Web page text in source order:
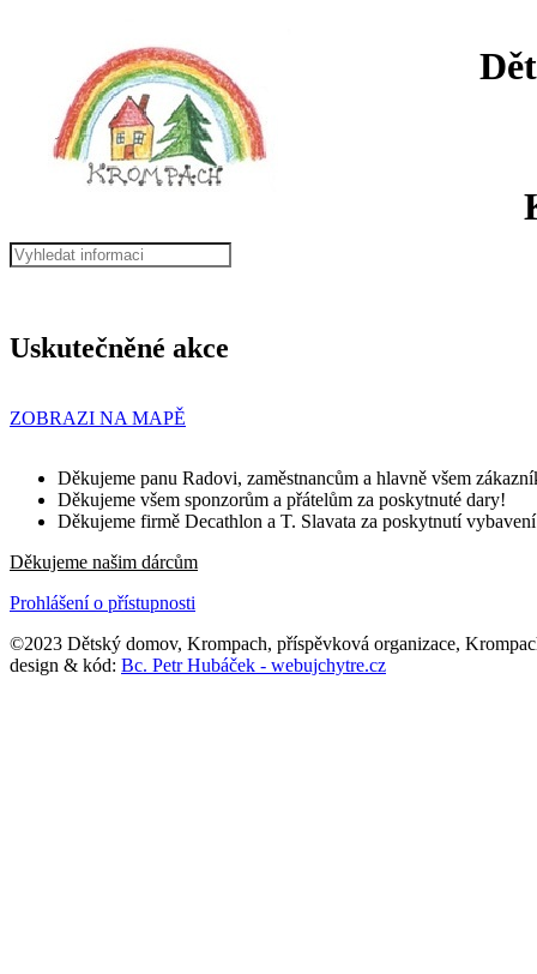
Uskutečněné akce
ZOBRAZI NA MAPĚ
Děkujeme panu Radovi, zaměstnancům a hlavně všem
Děkujeme všem sponzorům a přátelům za poskytnuté dary!
Děkujeme firmě Decathlon a T. Slavata za poskytnutí
Děkujeme našim dárcům
Prohlášení o přístupnosti
©2023 Dětský domov, Krompach, příspěvková organizace,
design & kód: Bc. Petr Hubáček - webujchytre.cz